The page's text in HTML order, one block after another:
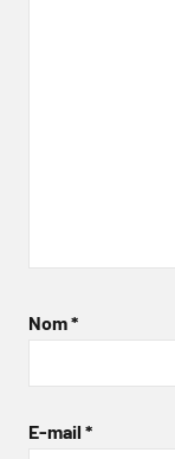
Nom*
E-mail *